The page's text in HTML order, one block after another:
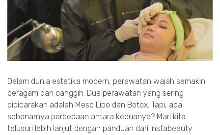
Dalam dunia estetika modern, perawatan wajah semakin
beragam dan canggih. Dua perawatan yang sering
dibicarakan adalah Meso Lipo dan Botox. Tapi, apa
sebenarnya perbedaan antara keduanya? Mari kita
telusuri lebih lanjut dengan panduan dari Instabeauty